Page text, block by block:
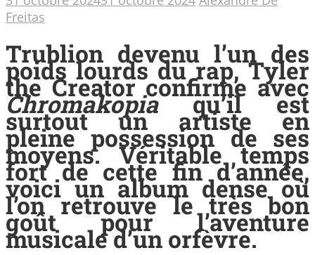
Freitas
Trublion devenu l’un des
poids lourds du rap, Tyler
the Creator confirme avec
Chromakopiaqu’il est
surtout un artiste en
pleine possession de ses
moyens. Véritable temps
fort de cette fin d’année,
voici un album dense où
l’on retrouve le très bon
goût pour l’aventure
musicale d’un orfèvre.